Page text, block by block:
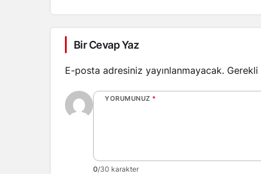
Bir Cevap Yaz
E-posta adresiniz yayınlanmayacak. Gerekli
YORUMUNUZ *
0/30 karakter